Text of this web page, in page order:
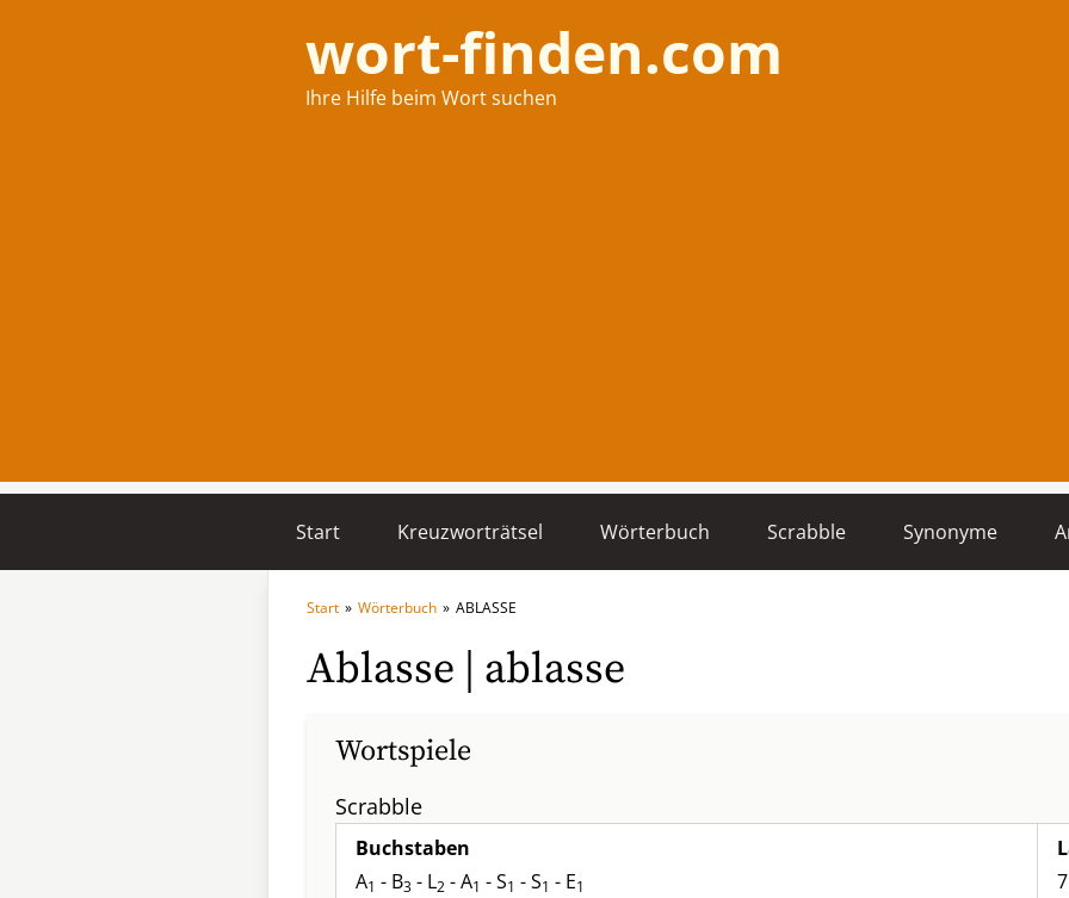
wort-finden.com
Ihre Hilfe beim Wort suchen
Start Kreuzworträtsel Wörterbuch Scrabble Synonyme
Start » Wörterbuch » ABLASSE
Ablasse | ablasse
Wortspiele
Scrabble
Buchstaben
A1 - B3 - L2 - A1 - S1 - S1 - E1
7